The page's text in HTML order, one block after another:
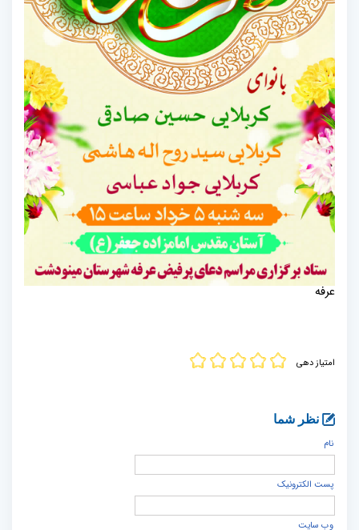
عرفه
امتیاز دهی
نظر شما
نام
پست الكترونيک
وب سایت